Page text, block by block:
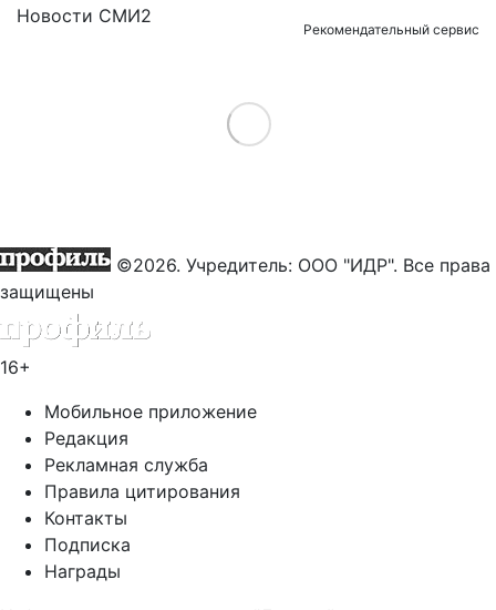
Новости СМИ2
Рекомендательный сервис
Load More
©2026. Учредитель: ООО "ИДР". Все права
защищены
16+
Мобильное приложение
Редакция
Рекламная служба
Правила цитирования
Контакты
Подписка
Награды